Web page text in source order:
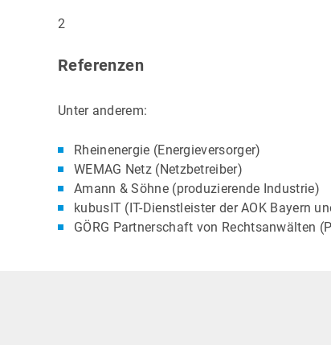
2
Referenzen
Unter anderem:
Rheinenergie (Energieversorger)
WEMAG Netz (Netzbetreiber)
Amann & Söhne (produzierende Industrie)
kubusIT (IT-Dienstleister der AOK Bayern
GÖRG Partnerschaft von Rechtsanwälten